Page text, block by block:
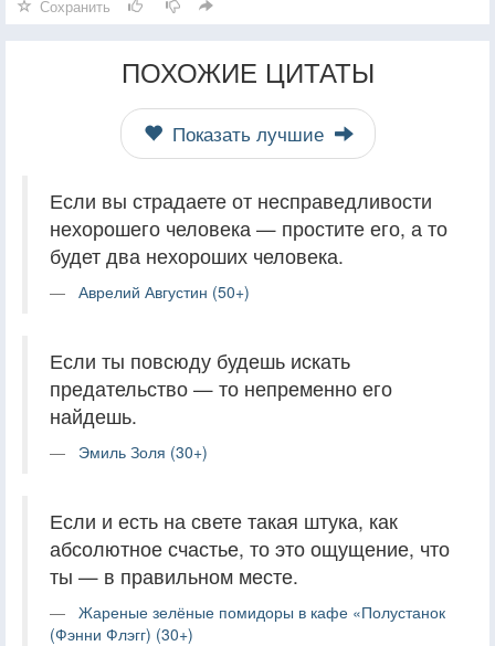
Сохранить
ПОХОЖИЕ ЦИТАТЫ
Показать лучшие
Если вы страдаете от несправедливости
нехорошего человека — простите его, а то
будет два нехороших человека.
Аврелий Августин (50+)
Если ты повсюду будешь искать
предательство — то непременно его
найдешь.
Эмиль Золя (30+)
Если и есть на свете такая штука, как
абсолютное счастье, то это ощущение, что
ты — в правильном месте.
Жареные зелёные помидоры в кафе «Полустанок
(Фэнни Флэгг) (30+)